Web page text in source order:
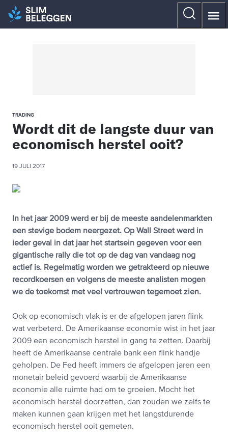
TRADING
Wordt dit de langste duur van
economisch herstel ooit?
19 JULI 2017
In het jaar 2009 werd er bij de meeste aandelenmarkten
een stevige bodem neergezet. Op Wall Street werd in
ieder geval in dat jaar het startsein gegeven voor een
gigantische rally die tot op de dag van vandaag nog
actief is. Regelmatig worden we getrakteerd op nieuwe
recordkoersen en volgens de meeste analisten mogen
we de toekomst met veel vertrouwen tegemoet zien.
Ook op economisch vlak is er de afgelopen jaren flink
wat verbeterd. De Amerikaanse economie wist in het jaar
2009 een economisch herstel in gang te zetten. Daarbij
heeft de Amerikaanse centrale bank een flink handje
geholpen. De Fed heeft immers de afgelopen jaren een
monetair beleid gevoerd waarbij de Amerikaanse
economie alle ruimte had om te groeien. Mocht het
economisch herstel doorzetten, dan zouden we zelfs te
maken kunnen gaan krijgen met het langstdurende
economisch herstel ooit gemeten.